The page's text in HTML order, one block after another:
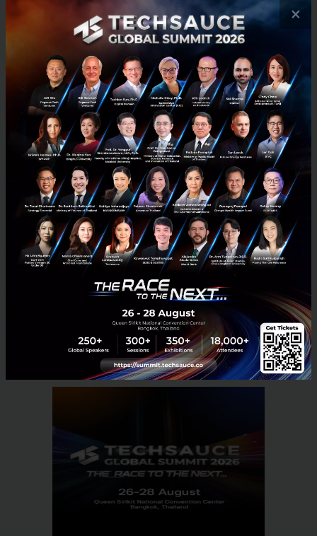
8. สถานที่รับเลี้ยงเด็กหรือผู้สูงอายุ (เฉพาะที่มีกรรับตัวไว้ค้างคืน)
9. คลีนิกเวชกรรมเสริมความงาม ร้านทำเล็บ
10. สนามกอล์ฟ
11. สนามกีฬา
12. สวนสาธารณะ สนามกีฬา
13. สถานที่ให้บริการดูแลรักษาสัตว์ สปา อาบน้ำ ตัดขน
14. สถานที่หรือสนามออกกำลังกายในร่ม
15. สระว่ายน้ำสาธารณะ
16. สวนพฤษศาสตร์
17. สระน้ำเพื่อการเล่นกีฬาหรือกิจกรรมทางน้ำในบึง
18. โรงภาพยนตร์ โรงละคร
19. สวนสัตว์
covid-19 lockdown
No comment
×